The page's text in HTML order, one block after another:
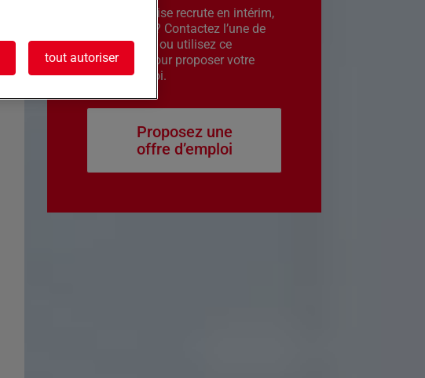
Votre entreprise recrute en intérim,
CDD ou CDI ? Contactez l’une de
nos agences ou utilisez ce
formulaire pour proposer votre
offre d’emploi.
Proposez une
offre d’emploi
tout autoriser